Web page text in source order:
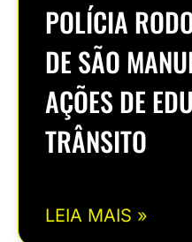
POLÍCIA
DE SÃO
AÇÕES DE
TRÂNSITO
LEIA MAIS »